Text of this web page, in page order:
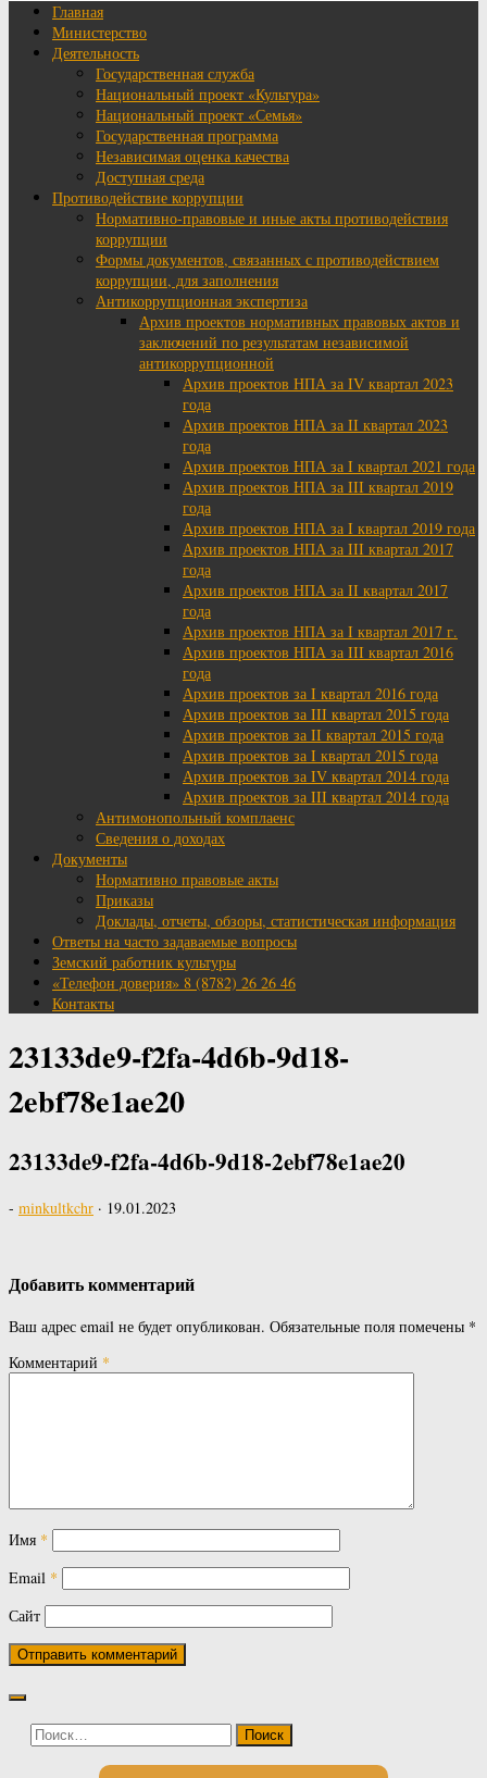
Главная
Министерство
Деятельность
Государственная служба
Национальный проект «Культура»
Национальный проект «Семья»
Государственная программа
Независимая оценка качества
Доступная среда
Противодействие коррупции
Нормативно-правовые и иные акты противодействия
коррупции
Формы документов, связанных с противодействием
коррупции, для заполнения
Антикоррупционная экспертиза
Архив проектов нормативных правовых актов и
заключений по результатам независимой
антикоррупционной
Архив проектов НПА за IV квартал 2023
года
Архив проектов НПА за II квартал 2023
года
Архив проектов НПА за I квартал 2021 года
Архив проектов НПА за III квартал 2019
года
Архив проектов НПА за I квартал 2019 года
Архив проектов НПА за III квартал 2017
года
Архив проектов НПА за II квартал 2017
года
Архив проектов НПА за I квартал 2017 г.
Архив проектов НПА за III квартал 2016
года
Архив проектов за I квартал 2016 года
Архив проектов за III квартал 2015 года
Архив проектов за II квартал 2015 года
Архив проектов за I квартал 2015 года
Архив проектов за IV квартал 2014 года
Архив проектов за III квартал 2014 года
Антимонопольный комплаенс
Сведения о доходах
Документы
Нормативно правовые акты
Приказы
Доклады, отчеты, обзоры, статистическая информация
Ответы на часто задаваемые вопросы
Земский работник культуры
«Телефон доверия» 8 (8782) 26 26 46
Контакты
23133de9-f2fa-4d6b-9d18-
2ebf78e1ae20
23133de9-f2fa-4d6b-9d18-2ebf78e1ae20
- minkultkchr · 19.01.2023
Добавить комментарий
Ваш адрес email не будет опубликован. Обязательные поля помечены *
Комментарий *
Имя *
Email *
Сайт
Найти: